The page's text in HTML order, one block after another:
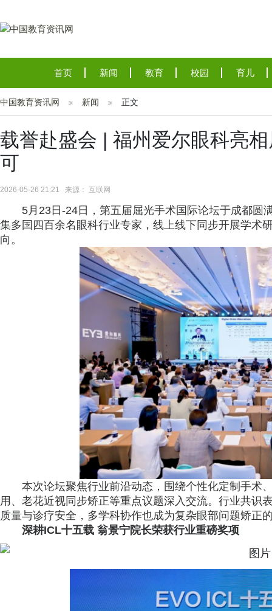
首页 新闻 教育 校园 育儿
中国教育资讯网 新闻 正文
载誉赴盛会 | 福州爱尔眼科亮
可
2026-05-26 21:21 来源： 互联网
5月23日-24日，第五届屈光手术国际论坛于成都圆
集多国四百余名眼科行业专家，线上线下同步开展学术
向。
本次论坛聚焦行业前沿动态，围绕个性化定制手术
用、老花近视同步矫正等重点议题深入交流。行业共识
质量与诊疗安全，多学科协作也成为复杂眼部问题矫正
深耕ICL十五载 翁景宁院长荣获行业重磅奖项